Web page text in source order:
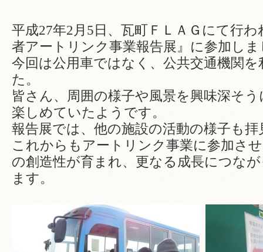
平成27年2月5日、瓦町ＦＬＡＧにて行
者アートリンク事業報告展』に参加し
今回は公用車ではなく、公共交通機関
た。
皆さん、周囲の様子や風景を興味深そ
楽しめていたようです。
報告展では、他の施設の活動の様子も
これからもアートリンク事業に参加さ
の創造性が育まれ、更なる成長につな
ます。